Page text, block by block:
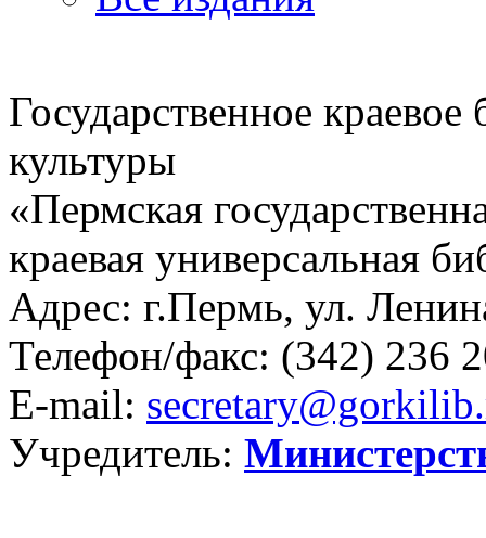
Государственное
культуры
«Пермская
краевая универсальная
Адрес: г.Пермь, ул.
Телефон/факс: (342) 236
E-mail:
Учредитель: